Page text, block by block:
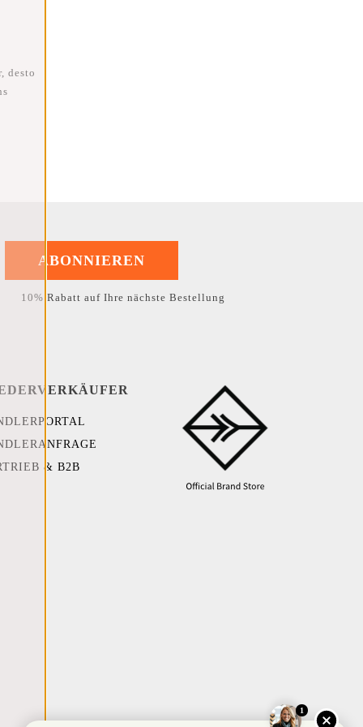
desto
ABONNIEREN
10% Rabatt auf Ihre nächste Bestellung
& B2B
1